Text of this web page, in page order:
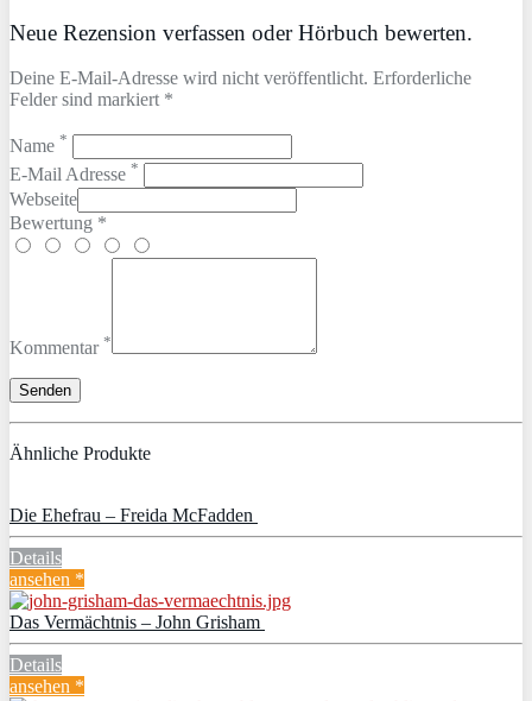
Neue Rezension verfassen oder Hörbuch bewerten.
Deine E-Mail-Adresse wird nicht veröffentlicht. Erforderliche
Felder sind markiert *
Name *
E-Mail Adresse *
Webseite
Bewertung *
Kommentar *
Ähnliche Produkte
Die Ehefrau – Freida McFadden
Details
ansehen *
Das Vermächtnis – John Grisham
Details
ansehen *